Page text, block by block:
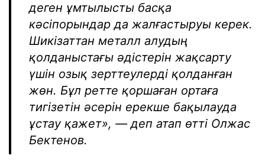
деген ұмтылысты басқа
кәсіпорындар да жалғастыруы керек.
Шикізаттан металл алудың
қолданыстағы әдістерін жақсарту
үшін озық зерттеулерді қолданған
жөн. Бұл ретте қоршаған ортаға
тигізетін әсерін ерекше бақылауда
ұстау қажет», — деп атап өтті Олжас
Бектенов.